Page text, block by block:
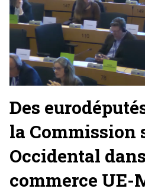
Des
la Commission
Occidental
commerce UE-